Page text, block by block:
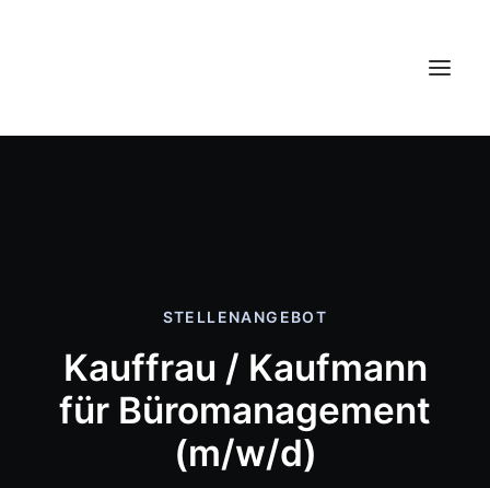
Kontakt
STELLENANGEBOT
Kauffrau / Kaufmann
für Büromanagement
(m/w/d)